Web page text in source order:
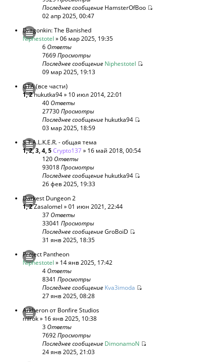
Последнее сообщение HamsterOfBoo
02 апр 2025, 00:47
Dragonkin: The Banished
Niphestotel » 06 мар 2025, 19:35
6Ответы
7669Просмотры
Последнее сообщение Niphestotel
09 мар 2025, 19:13
GTA (все части)
1,2hukutka94» 10 июл 2014, 22:01
40Ответы
27730Просмотры
Последнее сообщение hukutka94
03 мар 2025, 18:59
S.T.A.L.K.E.R. - общая тема
1,2,3,4,5Crypto137» 16 май 2018, 00:54
120Ответы
93018Просмотры
Последнее сообщение hukutka94
26 фев 2025, 19:33
Darkest Dungeon 2
1,2Zasalomel » 01 июн 2021, 22:44
37Ответы
33041 Просмотры
Последнее сообщениеGroBoiD
31 янв 2025, 18:35
Project Pantheon
Niphestotel » 14 янв 2025, 17:42
4Ответы
8341 Просмотры
Последнее сообщение Kva3imoda
27 янв 2025, 08:28
Arkheron от Bonfire Studios
mirok» 16 янв 2025, 10:38
3Ответы
7692Просмотры
Последнее сообщение DimonamoN
24 янв 2025, 21:03